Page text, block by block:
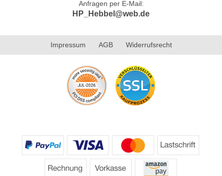
Anfragen per E-Mail:
HP_Hebbel@web.de
Impressum AGB Widerrufsrecht